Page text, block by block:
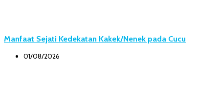
Manfaat Sejati Kedekatan Kakek/Nenek pada Cucu
01/08/2026